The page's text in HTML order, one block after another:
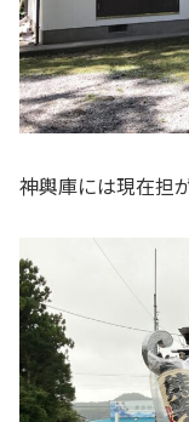
神輿庫には現在担